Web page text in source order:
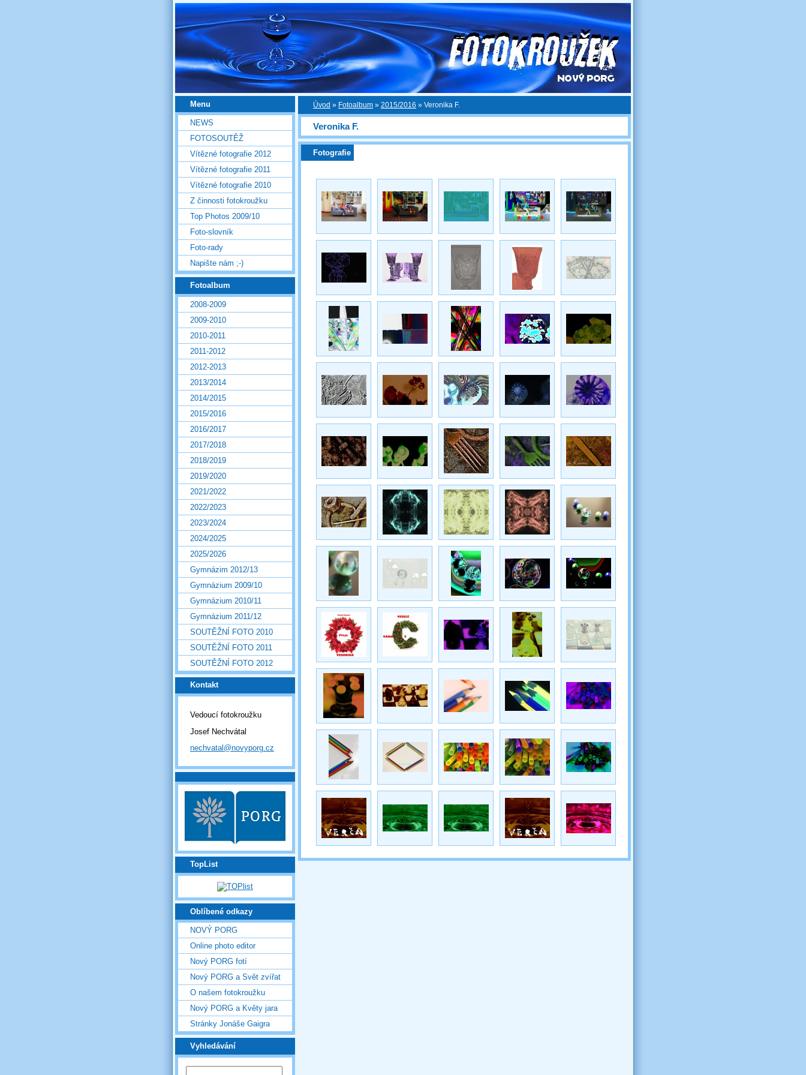
Úvod » Fotoalbum » 2015/2016 » Veronika F.
Veronika F.
Fotografie
Menu
NEWS
FOTOSOUTĚŽ
Vítězné fotografie 2012
Vítězné fotografie 2011
Vítězné fotografie 2010
Z činnosti fotokroužku
Top Photos 2009/10
Foto-slovník
Foto-rady
Napište nám ;-)
Fotoalbum
2008-2009
2009-2010
2010-2011
2011-2012
2012-2013
2013/2014
2014/2015
2015/2016
2016/2017
2017/2018
2018/2019
2019/2020
2021/2022
2022/2023
2023/2024
2024/2025
2025/2026
Gymnázim 2012/13
Gymnázium 2009/10
Gymnázium 2010/11
Gymnázium 2011/12
SOUTĚŽNÍ FOTO 2010
SOUTĚŽNÍ FOTO 2011
SOUTĚŽNÍ FOTO 2012
Kontakt
Vedoucí fotokroužku
Josef Nechvátal
nechvatal@novyporg.cz
TopList
Oblíbené odkazy
NOVÝ PORG
Online photo editor
Nový PORG fotí
Nový PORG a Svět zvířat
O našem fotokroužku
Nový PORG a Květy jara
Stránky Jonáše Gaigra
Vyhledávání